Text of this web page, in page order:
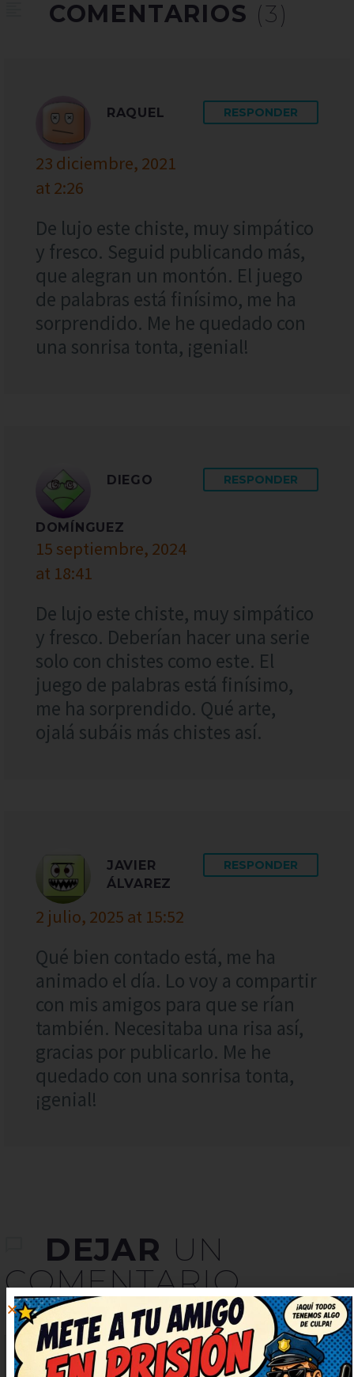
COMENTARIOS (3)
RAQUEL
23 diciembre, 2021
at 2:26
RESPONDER
De lujo este chiste, muy simpático
y fresco. Seguid publicando más,
que alegran un montón. El juego
de palabras está finísimo, me ha
sorprendido. Me he quedado con
una sonrisa tonta, ¡genial!
DIEGO
DOMÍNGUEZ
15 septiembre, 2024
at 18:41
RESPONDER
De lujo este chiste, muy simpático
y fresco. Deberían hacer una serie
solo con chistes como este. El
juego de palabras está finísimo,
me ha sorprendido. Qué arte,
ojalá subáis más chistes así.
JAVIER
ÁLVAREZ
2 julio, 2025 at 15:52
RESPONDER
Qué bien contado está, me ha
animado el día. Lo voy a compartir
con mis amigos para que se rían
también. Necesitaba una risa así,
gracias por publicarlo. Me he
quedado con una sonrisa tonta,
¡genial!
DEJAR UN
COMENTARIO